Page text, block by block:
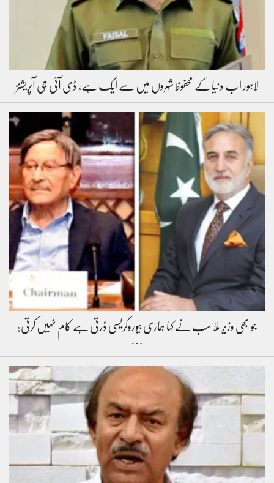
لاہور اب دنیا کے محفوظ شہروں میں سے ایک ہے، ڈی آئی جی آپریشنز
جو بھی وزیر ملا سب نے کہا ہماری بیوروکریسی ڈرتی ہے کام نہیں کرتی: